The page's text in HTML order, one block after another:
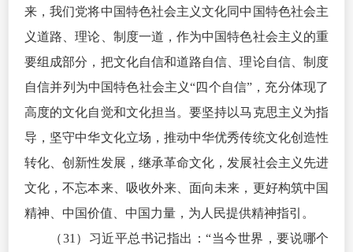
来，我们党将中国特色社会主义文化同中国特色社会主
义道路、理论、制度一道，作为中国特色社会主义的重
要组成部分，把文化自信和道路自信、理论自信、制度
自信并列为中国特色社会主义“四个自信”，充分体现了
高度的文化自觉和文化担当。要坚持以马克思主义为指
导，坚守中华文化立场，推动中华优秀传统文化创造性
转化、创新性发展，继承革命文化，发展社会主义先进
文化，不忘本来、吸收外来、面向未来，更好构筑中国
精神、中国价值、中国力量，为人民提供精神指引。
（31）习近平总书记指出：“当今世界，要说哪个